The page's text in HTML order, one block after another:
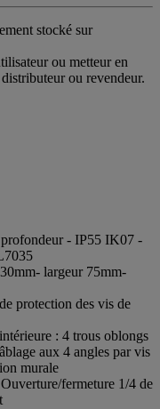
stocké sur
ou metteur en
ou revendeur.
- IP55 IK07 -
largeur 75mm-
protection des vis de
: 4 trous oblongs
aux 4 angles par vis
murale
fermeture 1/4 de